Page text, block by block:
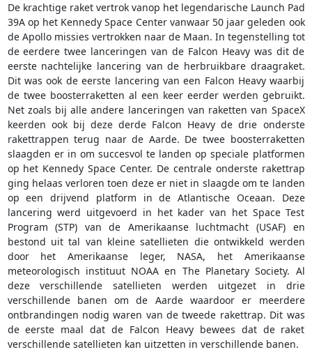
De krachtige raket vertrok vanop het legendarische Launch Pad
39A op het Kennedy Space Center vanwaar 50 jaar geleden ook
de Apollo missies vertrokken naar de Maan. In tegenstelling tot
de eerdere twee lanceringen van de Falcon Heavy was dit de
eerste nachtelijke lancering van de herbruikbare draagraket.
Dit was ook de eerste lancering van een Falcon Heavy waarbij
de twee boosterraketten al een keer eerder werden gebruikt.
Net zoals bij alle andere lanceringen van raketten van SpaceX
keerden ook bij deze derde Falcon Heavy de drie onderste
rakettrappen terug naar de Aarde. De twee boosterraketten
slaagden er in om succesvol te landen op speciale platformen
op het Kennedy Space Center. De centrale onderste rakettrap
ging helaas verloren toen deze er niet in slaagde om te landen
op een drijvend platform in de Atlantische Oceaan. Deze
lancering werd uitgevoerd in het kader van het Space Test
Program (STP) van de Amerikaanse luchtmacht (USAF) en
bestond uit tal van kleine satellieten die ontwikkeld werden
door het Amerikaanse leger, NASA, het Amerikaanse
meteorologisch instituut NOAA en The Planetary Society. Al
deze verschillende satellieten werden uitgezet in drie
verschillende banen om de Aarde waardoor er meerdere
ontbrandingen nodig waren van de tweede rakettrap. Dit was
de eerste maal dat de Falcon Heavy bewees dat de raket
verschillende satellieten kan uitzetten in verschillende banen.